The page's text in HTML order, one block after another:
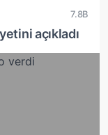
7.8B
açıkladı